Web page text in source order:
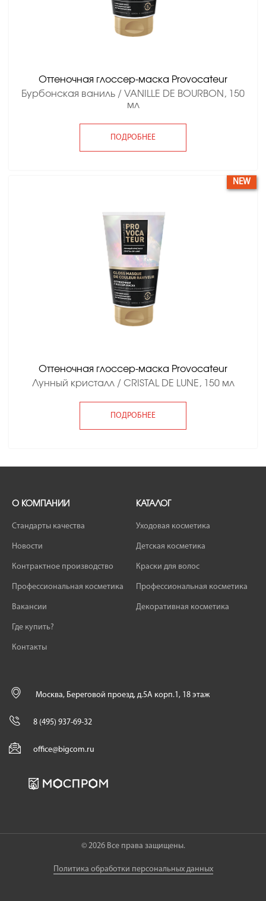
Оттеночная глоссер-маска Provocateur
Бурбонская ваниль / VANILLE DE BOURBON, 150
мл
ПОДРОБНЕЕ
Оттеночная глоссер-маска Provocateur
Лунный кристалл / CRISTAL DE LUNE, 150 мл
ПОДРОБНЕЕ
NEW
О КОМПАНИИ
Стандарты качества
Новости
Контрактное производство
Профессиональная косметика
Вакансии
Где купить?
Контакты
КАТАЛОГ
Уходовая косметика
Детская косметика
Краски для волос
Профессиональная косметика
Декоративная косметика
Москва, Береговой проезд, д.5А корп.1, 18 этаж
8 (495) 937-69-32
office@bigcom.ru
© 2026 Все права защищены.
Политика обработки персональных данных